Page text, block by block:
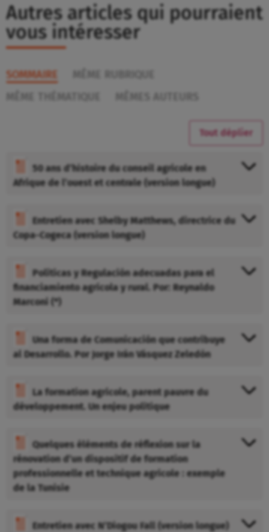
Autres articles qui pourraient
vous intéresser
SOMMAIRE
MÊME RUBRIQUE
MÊME THÉMATIQUE
MÊMES AUTEURS
Tout déplier
50 ans d’histoire du conseil agricole en
Afrique de l’ouest et centrale (version longue)
Entretien avec Shelby Matthews, directrice du
Copa-Cogeca (version longue)
Políticas y Regulación adecuadas para el
financiamiento agrícola y rural. Por: Reynaldo
Marconi (*)
Una forma de Comunicación que contribuye
al Desarrollo. Por Jorge Irán Vásquez Zeledón
La formation agricole, parent pauvre du
développement. Un enjeu politique
Quelques éléments de réflexion sur la
rénovation d’un dispositif de formation
professionnelle et technique agricole : exemple
de la Tunisie
Entretien avec N’Diogou Fall (version longue)